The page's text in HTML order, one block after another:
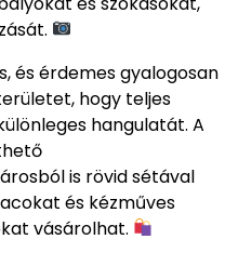
és érdemes gyalogosan
hogy teljes
hangulatát. A
is rövid sétával
és kézműves
vásárolhat.